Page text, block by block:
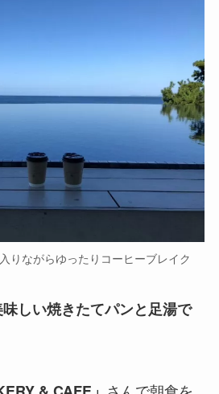
りながらゆったりコーヒーブレイク
しい焼きたてパンと足湯で